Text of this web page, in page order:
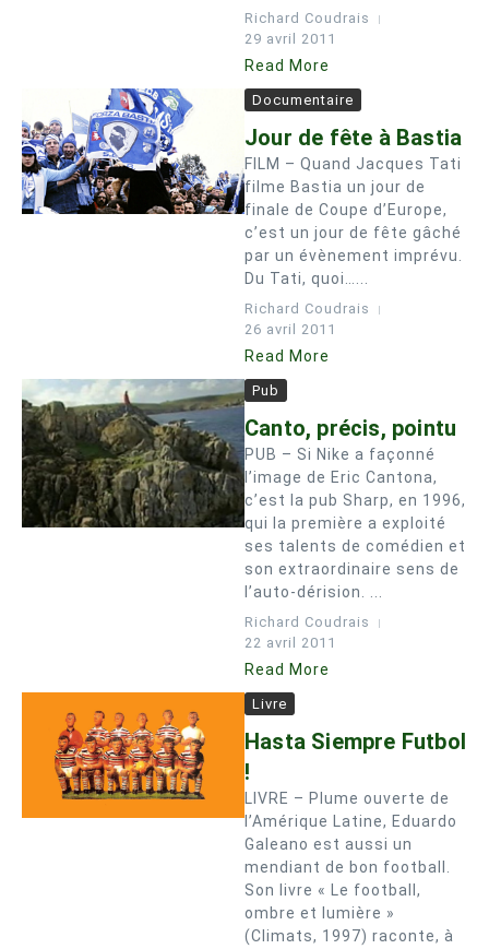
Richard Coudrais
29 avril 2011
Read More
Documentaire
Jour de fête à Bastia
FILM – Quand Jacques Tati
filme Bastia un jour de
finale de Coupe d’Europe,
c’est un jour de fête gâché
par un évènement imprévu.
Du Tati, quoi…...
Richard Coudrais
26 avril 2011
Read More
Pub
Canto, précis, pointu
PUB – Si Nike a façonné
l’image de Eric Cantona,
c’est la pub Sharp, en 1996,
qui la première a exploité
ses talents de comédien et
son extraordinaire sens de
l’auto-dérision. ...
Richard Coudrais
22 avril 2011
Read More
Livre
Hasta Siempre Futbol
!
LIVRE – Plume ouverte de
l’Amérique Latine, Eduardo
Galeano est aussi un
mendiant de bon football.
Son livre « Le football,
ombre et lumière »
(Climats, 1997) raconte, à